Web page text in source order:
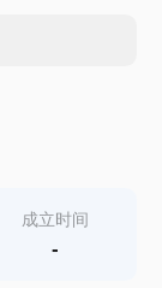
成立时间
-